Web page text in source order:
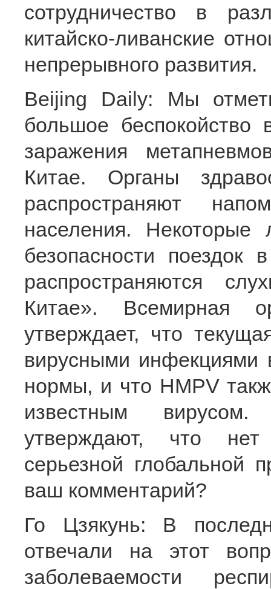
сотрудничество в
китайско-ливанские
непрерывного развития.
Beijing Daily: Мы
большое беспокойство
заражения
Китае. Органы
распространяют
населения. Некоторые
безопасности
распространяются
Китае». Всемирная
утверждает, что
вирусными инфекциями
нормы, и что HMPV
известным
утверждают, что
серьезной глобальной
ваш комментарий?
Го Цзякунь: В
отвечали на этот
заболеваемости